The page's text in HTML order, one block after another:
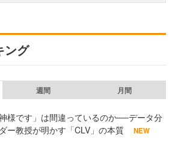
ング
週間 月間
様です」は間違っているのか──データ分
ー教授が明かす「CLV」の本質
NEW